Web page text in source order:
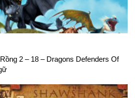
2 – 18 – Dragons Defenders Of